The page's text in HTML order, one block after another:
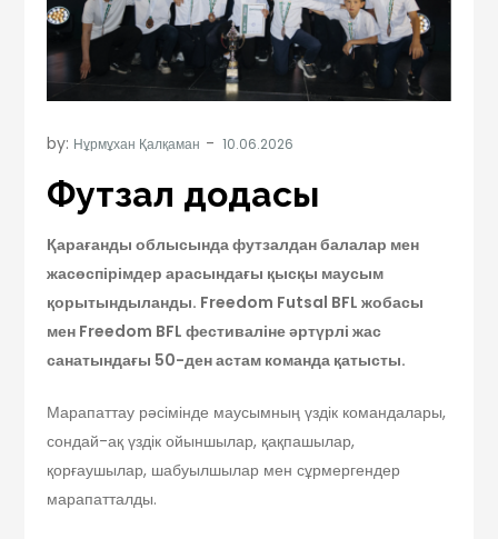
by: Нұрмұхан Қалқаман
Футзал додасы
Қарағанды облысында футзалдан балалар мен
жасөспірімдер арасындағы қысқы маусым
қорытындыланды. Freedom Futsal BFL жобасы
мен Freedom BFL фестиваліне әртүрлі жас
санатындағы 50-ден астам команда қатысты.
Марапаттау рәсімінде маусымның үздік командалары,
сондай-ақ үздік ойыншылар, қақпашылар,
қорғаушылар, шабуылшылар мен сұрмергендер
марапатталды.